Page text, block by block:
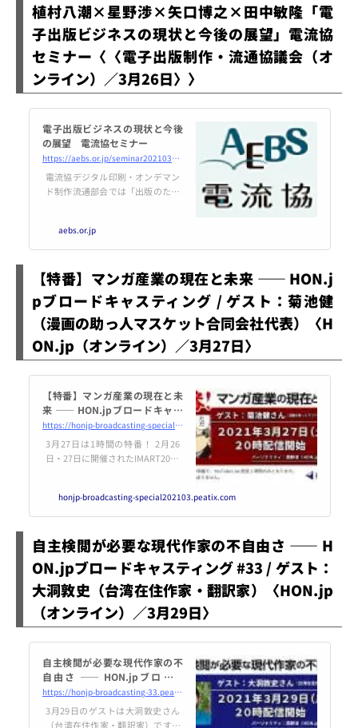
植村八潮×星野渉×矢口博之×田中敏隆「電
子出版ビジネスの現状と今後の展望」電流協
セミナー〈〈電子出版制作・流通協議会（オ
ンライン）／3月26日〉〉
電子出版ビジネスの現状と今後
の展望 電流協セミナー
https://aebs.or.jp/seminar20210326.html
電流協デジタル印刷・オンデマン
ド制作流通部会では「出版のため
のセミナーではデジタルオンデマ
ンド出版について、海外及び日本
介するセミナーを実施します。
aebs.or.jp
【特番】マンガ産業の現在と未来 ―― HON.j
pブロードキャスティング / ゲスト：菊池健
（漫画の助っ人マスケット合同会社代表）〈H
ON.jp（オンライン）／3月27日〉
【特番】マンガ産業の現在と未
来 ―― HON.jpブロードキャス
ティング / ゲスト：菊池健（漫
画の助っ人マスケット合同会社
代表）
https://honjp-broadcasting-special202103.peatix.com/view
3月27日は1時間の特番！ 2月26
日・27日に開催されたIMART2021
未来」というテーマで最近のト
ピックスを掘り下... powered by
honjp-broadcasting-special202103.peatix.com
自主検閲が必要な現代作家の不自由さ ―― H
ON.jpブロードキャスティング #33 / ゲスト：
大洞敦史（台湾在住作家・翻訳家）〈HON.jp
（オンライン）／3月29日〉
自主検閲が必要な現代作家の不
自由さ ―― HON.jpブロード
キャスティング #33 / ゲスト：
大洞敦史（台湾在住作家・翻訳
家）
https://honjp-broadcasting-33.peatix.com/view
3月29日のゲストは大洞敦史さん
（台湾在住作家・翻訳家）です。